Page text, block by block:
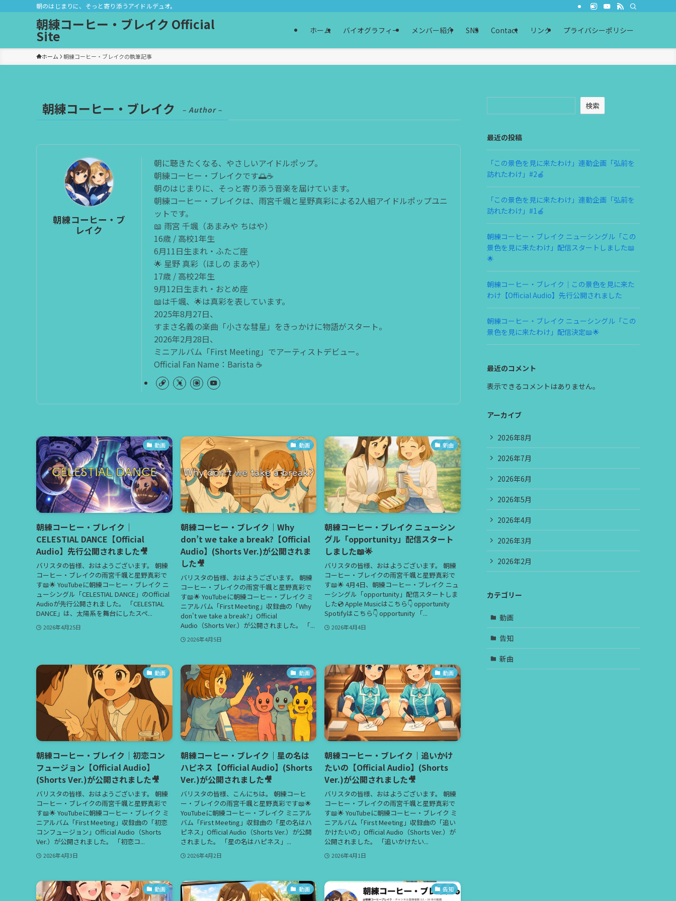
朝のはじまりに、そっと寄り添うアイドルデュオ。
朝練コーヒー・ブレイク Official
Site ホーム バイオグラフィー メンバー紹介 SNS Contact リンク プライバシーポリシー
ホーム 朝練コーヒー・ブレイクの執筆記事
朝練コーヒー・ブレイク – Author –
朝練コーヒー・ブ
レイク
朝に聴きたくなる、やさしいアイドルポップ。
朝練コーヒー・ブレイクです🌅☕️
朝のはじまりに、そっと寄り添う音楽を届けています。
朝練コーヒー・ブレイクは、雨宮千颯と星野真彩による2人組アイドルポップユニ
ットです。
📖 雨宮 千颯（あまみや ちはや）
16歳 / 高校1年生
6月11日生まれ・ふたご座
🌟 星野 真彩（ほしの まあや）
17歳 / 高校2年生
9月12日生まれ・おとめ座
📖は千颯、🌟は真彩を表しています。
2025年8月27日、
すまさ名義の楽曲「小さな彗星」をきっかけに物語がスタート。
2026年2月28日、
ミニアルバム「First Meeting」でアーティストデビュー。
Official Fan Name：Barista ☕️
動画
朝練コーヒー・ブレイク｜
CELESTIAL DANCE【Official
Audio】先行公開されました🎥
バリスタの皆様、おはようございます。 朝練
コーヒー・ブレイクの雨宮千颯と星野真彩で
す📖🌟 YouTubeに朝練コーヒー・ブレイク ニ
ューシングル「CELESTIAL DANCE」のOfficial
Audioが先行公開されました。 「CELESTIAL
DANCE」は、太陽系を舞台にしたスペ...
2026年4月25日
動画
朝練コーヒー・ブレイク｜Why
don’t we take a break?【Official
Audio】(Shorts Ver.)が公開されま
した🎥
バリスタの皆様、おはようございます。 朝練
コーヒー・ブレイクの雨宮千颯と星野真彩で
す📖🌟 YouTubeに朝練コーヒー・ブレイク ミ
ニアルバム「First Meeting」収録曲の「Why
don't we take a break?」Official
Audio（Shorts Ver.）が公開されました。 「...
2026年4月5日
新曲
朝練コーヒー・ブレイク ニューシン
グル「opportunity」配信スタート
しました📖🌟
バリスタの皆様、おはようございます。 朝練
コーヒー・ブレイクの雨宮千颯と星野真彩で
す📖🌟 4月4日、朝練コーヒー・ブレイク ニュ
ーシングル「opportunity」配信スタートしま
した💿 Apple Musicはこちら👇 opportunity
Spotifyはこちら👇 opportunity 「...
2026年4月4日
動画
朝練コーヒー・ブレイク｜初恋コン
フュージョン【Official Audio】
(Shorts Ver.)が公開されました🎥
バリスタの皆様、おはようございます。 朝練
コーヒー・ブレイクの雨宮千颯と星野真彩で
す📖🌟 YouTubeに朝練コーヒー・ブレイク ミ
ニアルバム「First Meeting」収録曲の「初恋
コンフュージョン」Official Audio（Shorts
Ver.）が公開されました。 「初恋コ...
2026年4月3日
動画
朝練コーヒー・ブレイク｜星の名は
ハピネス【Official Audio】(Shorts
Ver.)が公開されました🎥
バリスタの皆様、こんにちは。 朝練コーヒ
ー・ブレイクの雨宮千颯と星野真彩です📖🌟
YouTubeに朝練コーヒー・ブレイク ミニアル
バム「First Meeting」収録曲の「星の名はハ
ピネス」Official Audio（Shorts Ver.）が公開
されました。 「星の名はハピネス」...
2026年4月2日
動画
朝練コーヒー・ブレイク｜追いかけ
たいの【Official Audio】(Shorts
Ver.)が公開されました🎥
バリスタの皆様、おはようございます。 朝練
コーヒー・ブレイクの雨宮千颯と星野真彩で
す📖🌟 YouTubeに朝練コーヒー・ブレイク ミ
ニアルバム「First Meeting」収録曲の「追い
かけたいの」Official Audio（Shorts Ver.）が
公開されました。 「追いかけたい...
2026年4月1日
動画 動画 告知
検索
最近の投稿
「この景色を見に来たわけ」連動企画「弘前を
訪れたわけ」#2🍎
「この景色を見に来たわけ」連動企画「弘前を
訪れたわけ」#1🍎
朝練コーヒー・ブレイク ニューシングル「この
景色を見に来たわけ」配信スタートしました📖
🌟
朝練コーヒー・ブレイク｜この景色を見に来た
わけ【Official Audio】先行公開されました
朝練コーヒー・ブレイク ニューシングル「この
景色を見に来たわけ」配信決定📖🌟
最近のコメント
表示できるコメントはありません。
アーカイブ
2026年8月
2026年7月
2026年6月
2026年5月
2026年4月
2026年3月
2026年2月
カテゴリー
動画
告知
新曲